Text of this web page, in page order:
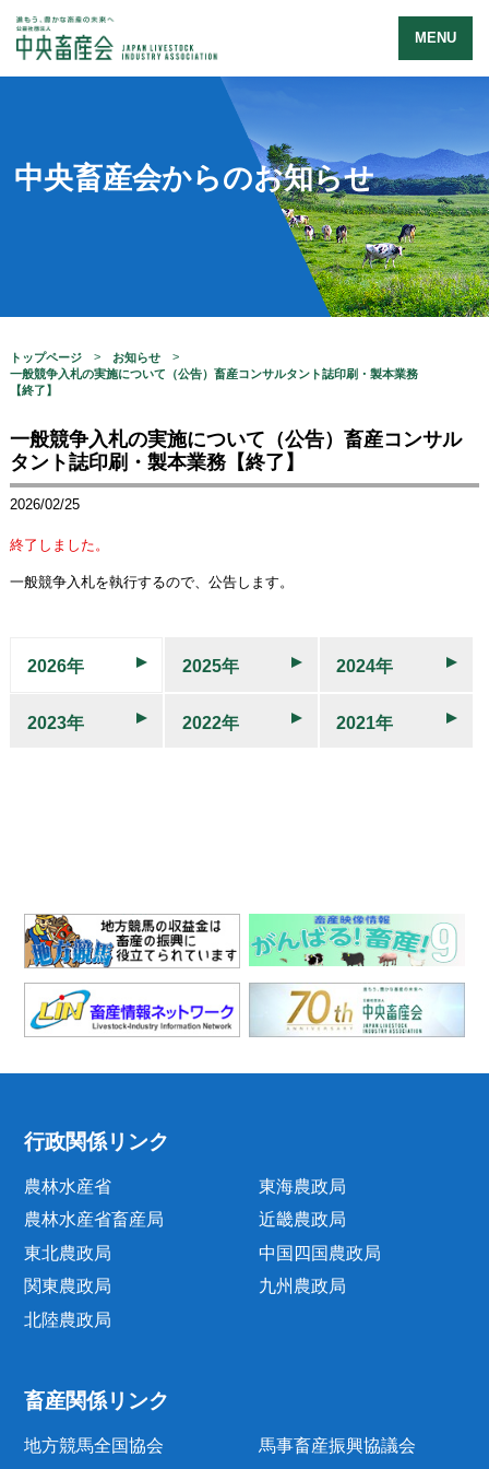
MENU
中央畜産会からのお知らせ
トップページ
お知らせ
一般競争入札の実施について（公告）畜産コンサルタント誌印刷・製本業務
【終了】
一般競争入札の実施について（公告）畜産コンサル
タント誌印刷・製本業務【終了】
2026/02/25
終了しました。
一般競争入札を執行するので、公告します。
2026年 2025年 2024年
2023年 2022年 2021年
行政関係リンク
農林水産省
農林水産省畜産局
東北農政局
関東農政局
北陸農政局
東海農政局
近畿農政局
中国四国農政局
九州農政局
畜産関係リンク
地方競馬全国協会 馬事畜産振興協議会